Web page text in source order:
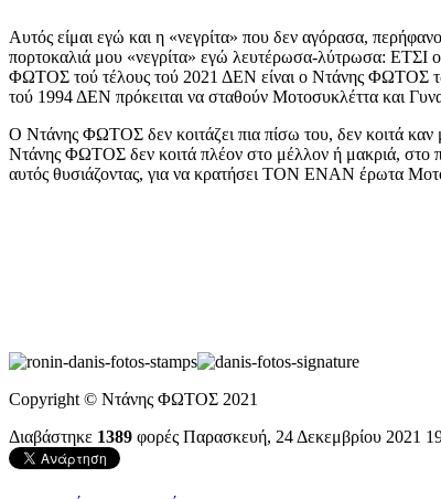
Αυτός είμαι εγώ και η «νεγρίτα» που δεν αγόρασα,
πορτοκαλιά μου «νεγρίτα» εγώ λευτέρωσα-λύτρωσα: ΕΤΣΙ
ΦΩΤΟΣ τού τέλους τού 2021 ΔΕΝ είναι ο Ντάνης ΦΩΤΟΣ
τού 1994 ΔΕΝ πρόκειται να σταθούν Μοτοσυκλέττα και
Ο Ντάνης ΦΩΤΟΣ δεν κοιτάζει πια πίσω του, δεν κοιτά
Ντάνης ΦΩΤΟΣ δεν κοιτά πλέον στο μέλλον ή μακριά, στο
αυτός θυσιάζοντας, για να κρατήσει ΤΟΝ ΕΝΑΝ έρωτα
Copyright © Ντάνης ΦΩΤΟΣ 2021
Διαβάστηκε 1389 φορές Παρασκευή, 24 Δεκεμβρίου 2021